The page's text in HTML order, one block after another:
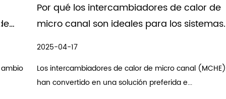
Por qué los intercambiadores de calor de
micro canal son ideales para los sistemas
2025-04-17
Los intercambiadores de calor de micro canal (MCHE) se
han convertido en una solución preferida e...